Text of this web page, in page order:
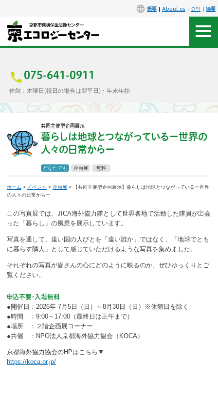
概要 About us 요약 摘要
075-641-0911
休館：木曜日(祝日の場合は翌平日)・年末年始
アクセス
施設案内
エコセンで楽しもう
講座
ボランティア
活動支援
発行物
一般の方
団体で見学希望の方
学校関係の方
企業・環境団体の方
共同主催型企画展示
暮らしは地球とつながっているー世界の
人々の日常からー
どなたでも 企画展 無料
ホーム > イベント > 企画展 > 【共同主催型企画展示】暮らしは地球とつながっているー世界
の人々の日常からー
この写真展では、JICA海外協力隊として世界各地で活動した隊員が出会
った「暮らし」の風景を展示しています。
写真を通して、遠い国の人びとを「遠い誰か」ではなく、「地球でとも
に暮らす隣人」として感じていただけるような写真を集めました。
それぞれの写真が皆さんの心にどのように映るのか、ぜひゆっくりとご
覧ください。
申込不要・入場無料
●開催日：2026年 7月5日（日）～8月30日（日）※休館日を除く
●時間 ：9:00～17:00（最終日は正午まで）
●場所 ：２階企画展コーナー
●共催 ：NPO法人京都海外協力協会（KOCA）
京都海外協力協会のHPはこちら▼
https://koca.or.jp/